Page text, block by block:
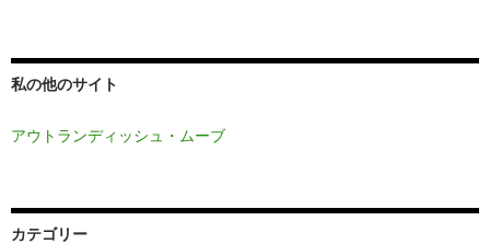
私の他のサイト
アウトランディッシュ・ムーブ
カテゴリー